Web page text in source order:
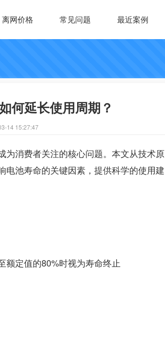
离网价格 常见问题 最近案例
何延长使用周期？
14 15:27:47
为消费者关注的核心问题。本文从技术原
电池寿命的关键因素，提供科学的使用建
额定值的80%时视为寿命终止